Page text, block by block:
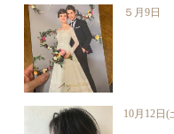
５月9日
10月12日(